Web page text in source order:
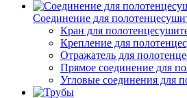
Соединение для
Кран для
Крепление для
Отражатель для
Прямое соединение для
Угловые соединения для